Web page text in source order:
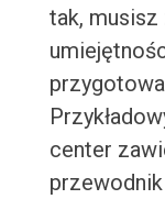
tak,
center